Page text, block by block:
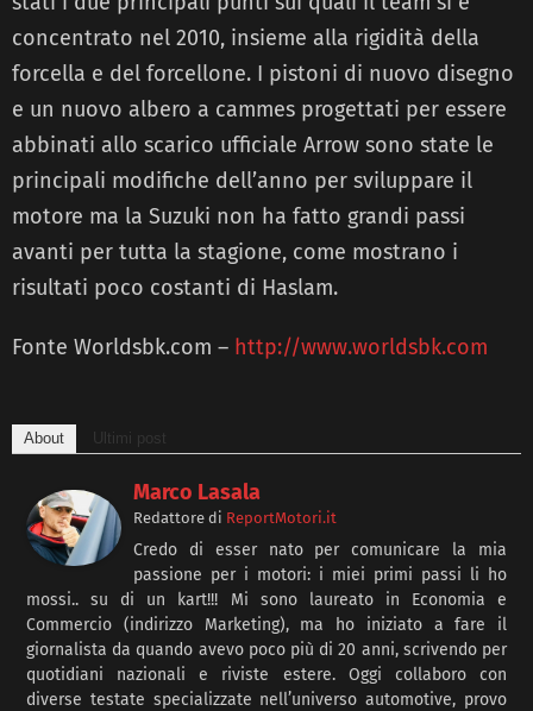
concentrato nel 2010, insieme alla rigidità della
forcella e del forcellone. I pistoni di nuovo disegno
e un nuovo albero a cammes progettati per essere
abbinati allo scarico ufficiale Arrow sono state le
principali modifiche dell’anno per sviluppare il
motore ma la Suzuki non ha fatto grandi passi
avanti per tutta la stagione, come mostrano i
risultati poco costanti di Haslam.
Fonte Worldsbk.com – http://www.worldsbk.com
About Ultimi post
Marco Lasala
Redattore di ReportMotori.it
Credo di esser nato per comunicare la mia
passione per i motori: i miei primi passi li ho
mossi.. su di un kart!!! Mi sono laureato in Economia e
Commercio (indirizzo Marketing), ma ho iniziato a fare il
giornalista da quando avevo poco più di 20 anni, scrivendo per
quotidiani nazionali e riviste estere. Oggi collaboro con
diverse testate specializzate nell’universo automotive, provo